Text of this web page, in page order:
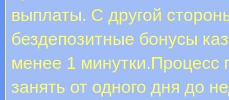
выплаты. С другой
бездепозитные бонусы
менее 1 минутки.Процесс
занять от одного дня до